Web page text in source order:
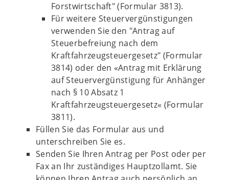
Forstwirtschaft" (Formular 3813).
Für weitere Steuervergünstigungen
verwenden Sie den "Antrag auf
Steuerbefreiung nach dem
Kraftfahrzeugsteuergesetz" (Formular
3814) oder den «Antrag mit Erklärung
auf Steuervergünstigung für Anhänger
nach § 10 Absatz 1
Kraftfahrzeugsteuergesetz« (Formular
3811).
Füllen Sie das Formular aus und
unterschreiben Sie es.
Senden Sie Ihren Antrag per Post oder per
Fax an Ihr zuständiges Hauptzollamt. Sie